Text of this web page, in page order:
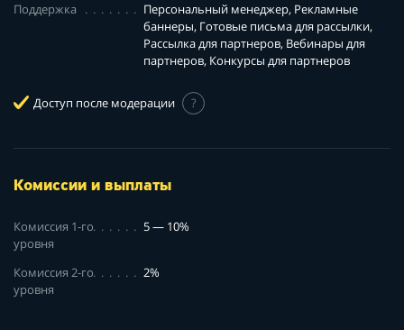
Поддержка
Персональный менеджер, Рекламные
баннеры, Готовые письма для рассылки,
Рассылка для партнеров, Вебинары для
партнеров, Конкурсы для партнеров
Доступ после модерации ?
Комиссии и выплаты
Комиссия 1-го
уровня
5 — 10%
Комиссия 2-го
уровня
2%